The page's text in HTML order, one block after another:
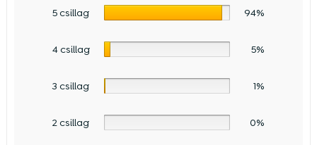
5 csillag 94%
4 csillag 5%
3 csillag 1%
2 csillag 0%